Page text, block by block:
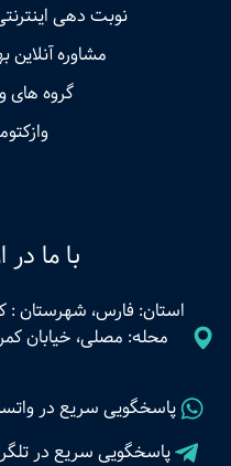
نوبت‌ دهی
مشاوره آنلاین
گروه های
با ما در
استان: فارس، شهرستان :
پاسخگویی سریع در
پاسخگویی سریع در